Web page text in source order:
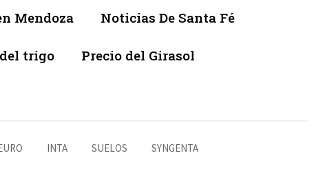
Mendoza Noticias De Santa Fé
trigo Precio del Girasol
INTA SUELOS SYNGENTA